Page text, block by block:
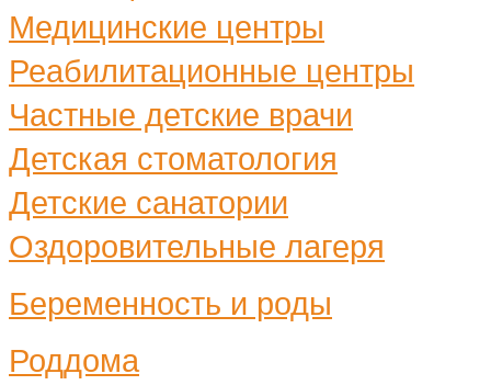
Медицинские центры
Реабилитационные центры
Частные детские врачи
Детская стоматология
Детские санатории
Оздоровительные лагеря
Беременность и роды
Роддома